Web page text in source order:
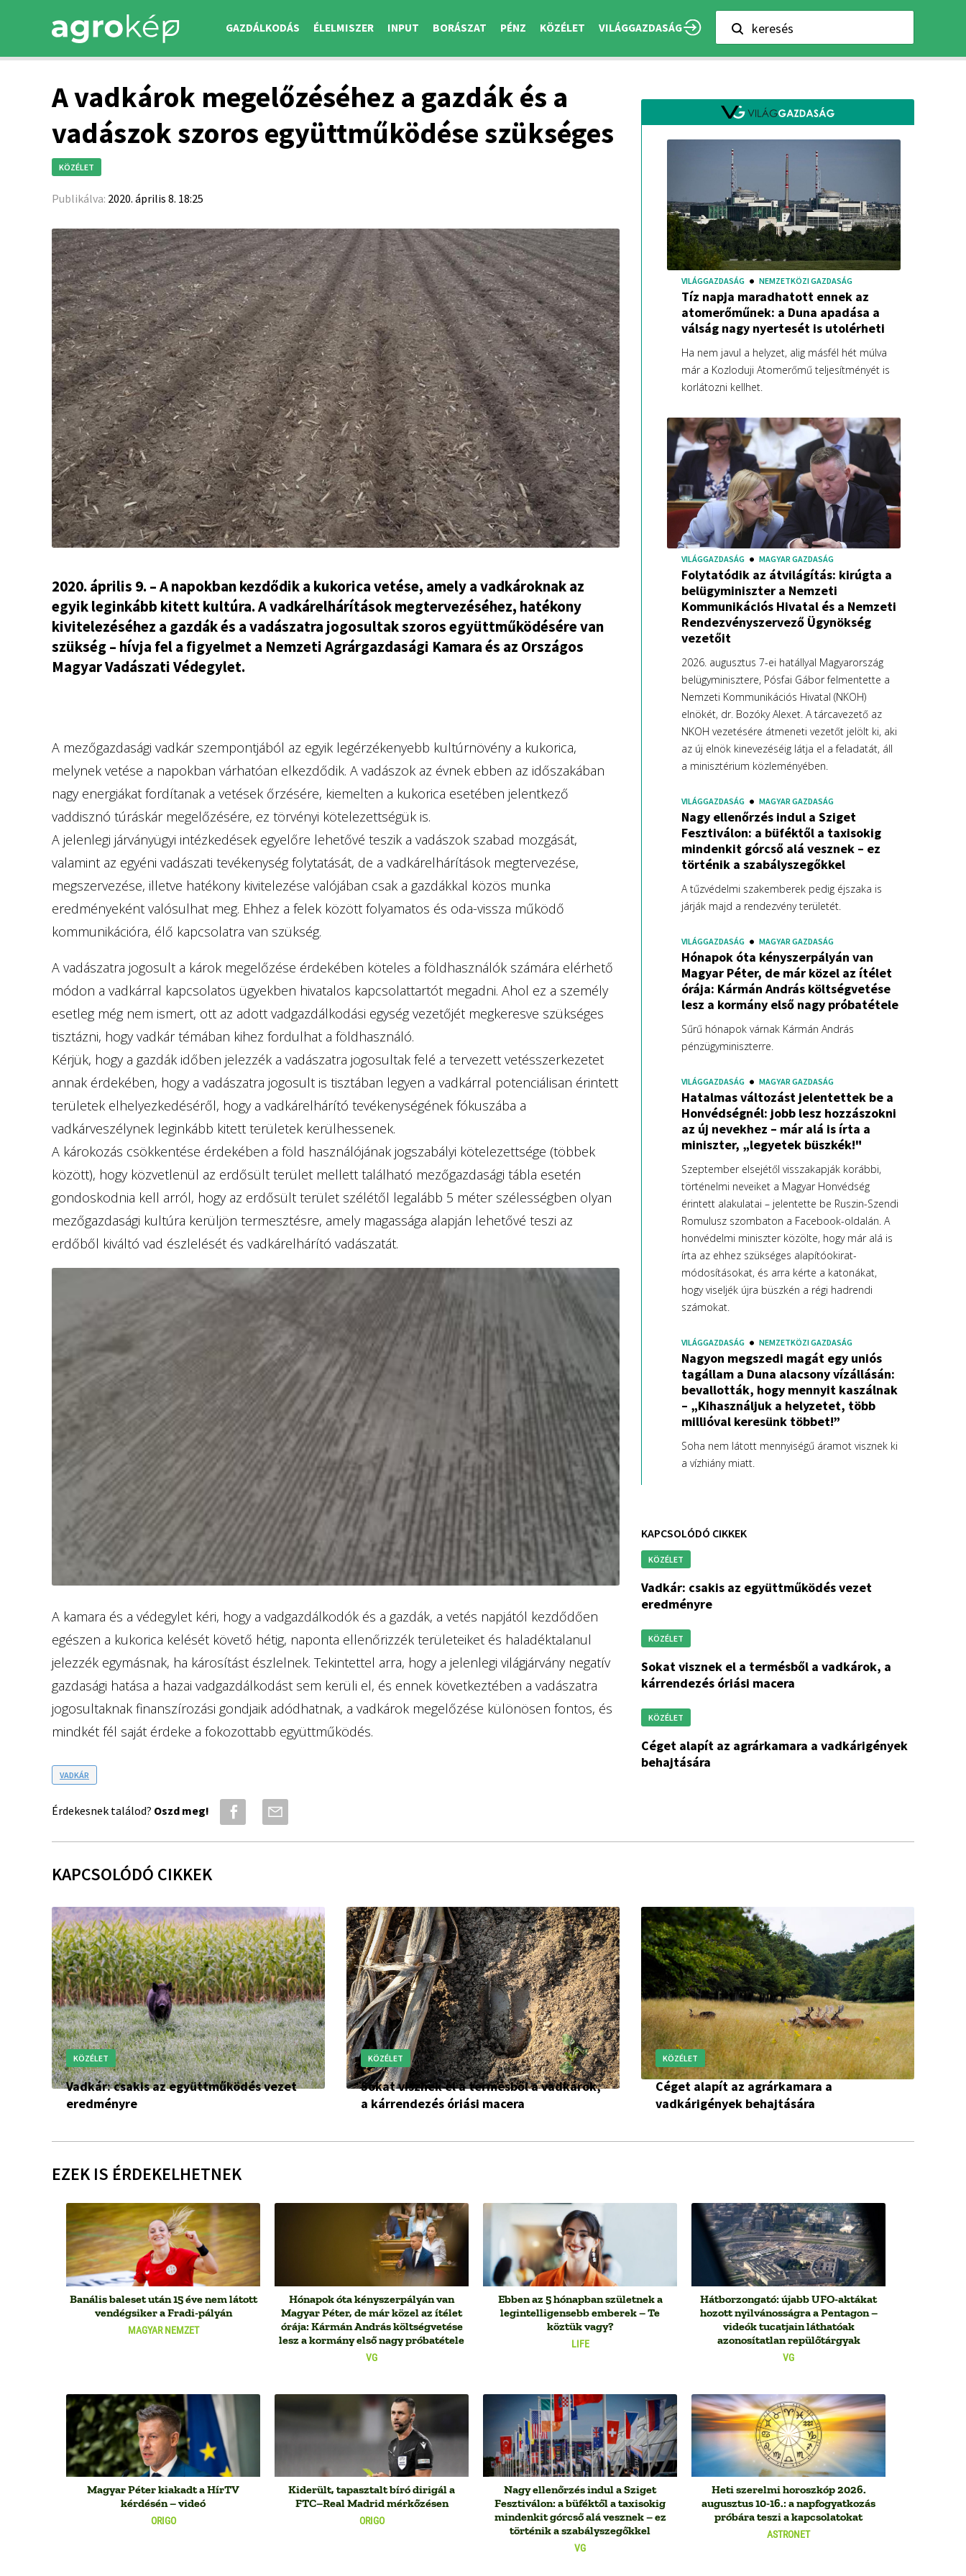
GAZDÁLKODÁS ÉLELMISZER INPUT BORÁSZAT PÉNZ KÖZÉLET VILÁGGAZDASÁG keresés
A vadkárok megelőzéséhez a gazdák és a
vadászok szoros együttműködése szükséges
KÖZÉLET
Publikálva: 2020. április 8. 18:25
2020. április 9. – A napokban kezdődik a kukorica vetése, amely a vadkároknak az
egyik leginkább kitett kultúra. A vadkárelhárítások megtervezéséhez, hatékony
kivitelezéséhez a gazdák és a vadászatra jogosultak szoros együttműködésére van
szükség – hívja fel a figyelmet a Nemzeti Agrárgazdasági Kamara és az Országos
Magyar Vadászati Védegylet.
A mezőgazdasági vadkár szempontjából az egyik legérzékenyebb kultúrnövény a kukorica,
melynek vetése a napokban várhatóan elkezdődik. A vadászok az évnek ebben az időszakában
nagy energiákat fordítanak a vetések őrzésére, kiemelten a kukorica esetében jelentkező
vaddisznó túráskár megelőzésére, ez törvényi kötelezettségük is.
A jelenlegi járványügyi intézkedések egyelőre lehetővé teszik a vadászok szabad mozgását,
valamint az egyéni vadászati tevékenység folytatását, de a vadkárelhárítások megtervezése,
megszervezése, illetve hatékony kivitelezése valójában csak a gazdákkal közös munka
eredményeként valósulhat meg. Ehhez a felek között folyamatos és oda-vissza működő
kommunikációra, élő kapcsolatra van szükség.
A vadászatra jogosult a károk megelőzése érdekében köteles a földhasználók számára elérhető
módon a vadkárral kapcsolatos ügyekben hivatalos kapcsolattartót megadni. Ahol ez a személy
esetleg még nem ismert, ott az adott vadgazdálkodási egység vezetőjét megkeresve szükséges
tisztázni, hogy vadkár témában kihez fordulhat a földhasználó.
Kérjük, hogy a gazdák időben jelezzék a vadászatra jogosultak felé a tervezett vetésszerkezetet
annak érdekében, hogy a vadászatra jogosult is tisztában legyen a vadkárral potenciálisan érintett
területek elhelyezkedéséről, hogy a vadkárelhárító tevékenységének fókuszába a
vadkárveszélynek leginkább kitett területek kerülhessenek.
A károkozás csökkentése érdekében a föld használójának jogszabályi kötelezettsége (többek
között), hogy közvetlenül az erdősült terület mellett található mezőgazdasági tábla esetén
gondoskodnia kell arról, hogy az erdősült terület szélétől legalább 5 méter szélességben olyan
mezőgazdasági kultúra kerüljön termesztésre, amely magassága alapján lehetővé teszi az
erdőből kiváltó vad észlelését és vadkárelhárító vadászatát.
A kamara és a védegylet kéri, hogy a vadgazdálkodók és a gazdák, a vetés napjától kezdődően
egészen a kukorica kelését követő hétig, naponta ellenőrizzék területeiket és haladéktalanul
jelezzék egymásnak, ha károsítást észlelnek. Tekintettel arra, hogy a jelenlegi világjárvány negatív
gazdasági hatása a hazai vadgazdálkodást sem kerüli el, és ennek következtében a vadászatra
jogosultaknak finanszírozási gondjaik adódhatnak, a vadkárok megelőzése különösen fontos, és
mindkét fél saját érdeke a fokozottabb együttműködés.
VADKÁR
Érdekesnek találod? Oszd meg!
VILÁGGAZDASÁG NEMZETKÖZI GAZDASÁG
Tíz napja maradhatott ennek az
atomerőműnek: a Duna apadása a
válság nagy nyertesét is utolérheti
Ha nem javul a helyzet, alig másfél hét múlva
már a Kozloduji Atomerőmű teljesítményét is
korlátozni kellhet.
VILÁGGAZDASÁG MAGYAR GAZDASÁG
Folytatódik az átvilágítás: kirúgta a
belügyminiszter a Nemzeti
Kommunikációs Hivatal és a Nemzeti
Rendezvényszervező Ügynökség
vezetőit
2026. augusztus 7-ei hatállyal Magyarország
belügyminisztere, Pósfai Gábor felmentette a
Nemzeti Kommunikációs Hivatal (NKOH)
elnökét, dr. Bozóky Alexet. A tárcavezető az
NKOH vezetésére átmeneti vezetőt jelölt ki, aki
az új elnök kinevezéséig látja el a feladatát, áll
a minisztérium közleményében.
VILÁGGAZDASÁG MAGYAR GAZDASÁG
Nagy ellenőrzés indul a Sziget
Fesztiválon: a büféktől a taxisokig
mindenkit górcső alá vesznek – ez
történik a szabályszegőkkel
A tűzvédelmi szakemberek pedig éjszaka is
járják majd a rendezvény területét.
VILÁGGAZDASÁG MAGYAR GAZDASÁG
Hónapok óta kényszerpályán van
Magyar Péter, de már közel az ítélet
órája: Kármán András költségvetése
lesz a kormány első nagy próbatétele
Sűrű hónapok várnak Kármán András
pénzügyminiszterre.
VILÁGGAZDASÁG MAGYAR GAZDASÁG
Hatalmas változást jelentettek be a
Honvédségnél: jobb lesz hozzászokni
az új nevekhez – már alá is írta a
miniszter, „legyetek büszkék!"
Szeptember elsejétől visszakapják korábbi,
történelmi neveiket a Magyar Honvédség
érintett alakulatai – jelentette be Ruszin-Szendi
Romulusz szombaton a Facebook-oldalán. A
honvédelmi miniszter közölte, hogy már alá is
írta az ehhez szükséges alapítóokirat-
módosításokat, és arra kérte a katonákat,
hogy viseljék újra büszkén a régi hadrendi
számokat.
VILÁGGAZDASÁG NEMZETKÖZI GAZDASÁG
Nagyon megszedi magát egy uniós
tagállam a Duna alacsony vízállásán:
bevallották, hogy mennyit kaszálnak
– „Kihasználjuk a helyzetet, több
millióval keresünk többet!”
Soha nem látott mennyiségű áramot visznek ki
a vízhiány miatt.
KAPCSOLÓDÓ CIKKEK
KÖZÉLET
vadkár: csakis az együttműködés vezet
eredményre
KÖZÉLET
sokat visznek el a termésből a vadkárok, a
kárrendezés óriási macera
KÖZÉLET
céget alapít az agrárkamara a vadkárigények
behajtására
KAPCSOLÓDÓ CIKKEK
KÖZÉLET
Vadkár: csakis az együttműködés vezet
eredményre
KÖZÉLET
Sokat visznek el a termésből a vadkárok,
a kárrendezés óriási macera
KÖZÉLET
Céget alapít az agrárkamara a
vadkárigények behajtására
EZEK IS ÉRDEKELHETNEK
MAGYAR NEMZET
Banális baleset után 15 éve nem látott
vendégsiker a Fradi-pályán
VG
Hónapok óta kényszerpályán van
Magyar Péter, de már közel az ítélet
órája: Kármán András költségvetése
lesz a kormány első nagy próbatétele
LIFE
Ebben az 5 hónapban születnek a
legintelligensebb emberek – Te
köztük vagy?
VG
Hátborzongató: újabb UFO-aktákat
hozott nyilvánosságra a Pentagon –
videók tucatjain láthatóak
azonosítatlan repülőtárgyak
ORIGO
Magyar Péter kiakadt a HírTV
kérdésén – videó
ORIGO
Kiderült, tapasztalt bíró dirigál a
FTC–Real Madrid mérkőzésen
VG
Nagy ellenőrzés indul a Sziget
Fesztiválon: a büféktől a taxisokig
mindenkit górcső alá vesznek – ez
történik a szabályszegőkkel
ASTRONET
Heti szerelmi horoszkóp 2026.
augusztus 10-16.: a napfogyatkozás
próbára teszi a kapcsolatokat